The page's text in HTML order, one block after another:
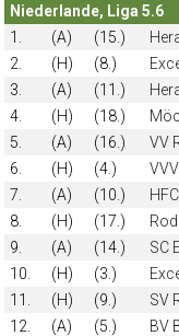
Niederlande, Liga 5.6
1.
(A) (15.)
2.
(H) (8.)
3.
(A) (11.)
4.
(H) (18.)
5.
(A) (16.) VV
6.
(H) (4.)
7.
(A) (10.)
8.
(H) (17.)
9.
(A) (14.) SC
10.
(H) (3.)
11.
(H) (9.) SV
12.
(A) (5.) BV